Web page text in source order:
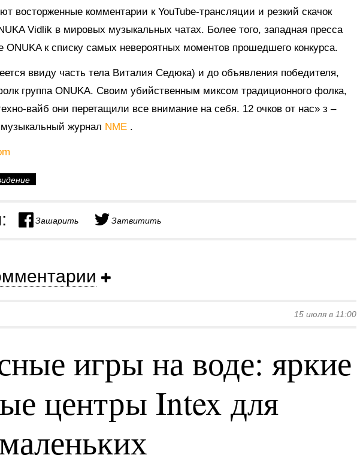
восторженные комментарии к YouTube-трансляции и резкий скачок
Vidlik в мировых музыкальных чатах. Более того, западная пресса
ONUKA к списку самых невероятных моментов прошедшего конкурса.
ввиду часть тела Виталия Седюка) и до объявления победителя,
группа ONUKA. Своим убийственным миксом традиционного фолка,
вайб они перетащили все внимание на себя. 12 очков от нас» з –
журнал NME .
Зашарить Затвитить
15 июля в 11:00
игры на воде: яркие
центры Intex для